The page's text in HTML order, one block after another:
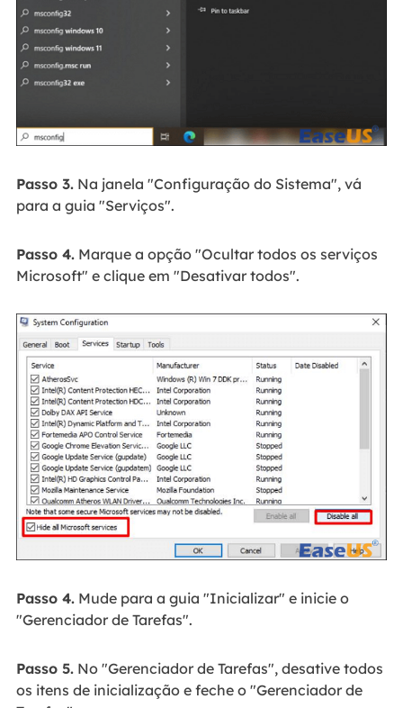
Passo 3.Na janela "Configuração do Sistema", vá
para a guia "Serviços".
Passo 4.Marque a opção "Ocultar todos os serviços
Microsoft" e clique em "Desativar todos".
Passo 4.Mude para a guia "Inicializar" e inicie o
"Gerenciador de Tarefas".
Passo 5.No "Gerenciador de Tarefas", desative todos
os itens de inicialização e feche o "Gerenciador de